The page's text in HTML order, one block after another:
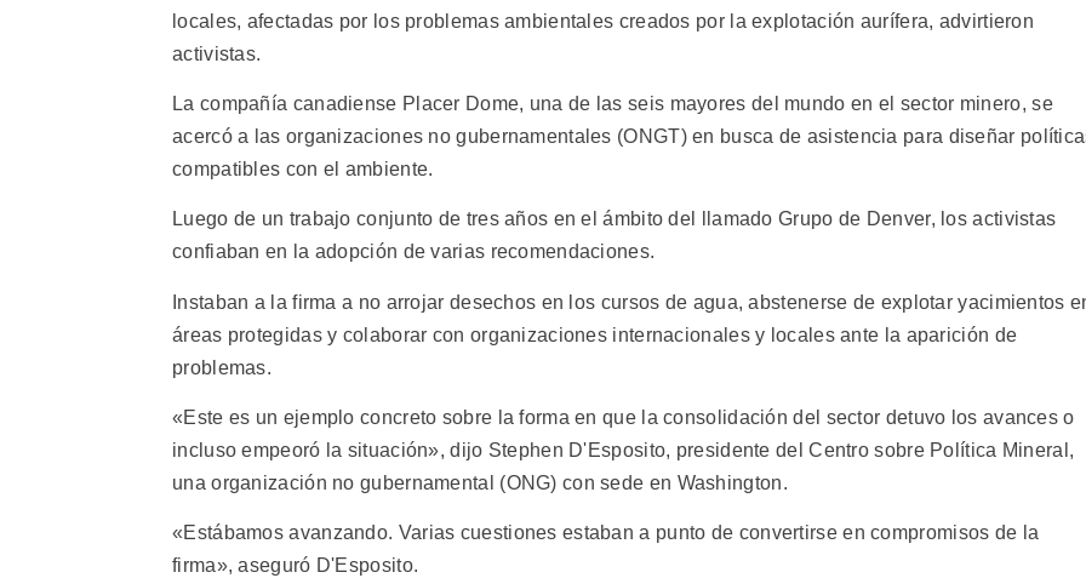
locales, afectadas por los problemas ambientales creados por la explotación aurífera, advirtieron
activistas.
La compañía canadiense Placer Dome, una de las seis mayores del mundo en el sector minero, se
acercó a las organizaciones no gubernamentales (ONGT) en busca de asistencia para diseñar
compatibles con el ambiente.
Luego de un trabajo conjunto de tres años en el ámbito del llamado Grupo de Denver, los activistas
confiaban en la adopción de varias recomendaciones.
Instaban a la firma a no arrojar desechos en los cursos de agua, abstenerse de explotar yacimientos
áreas protegidas y colaborar con organizaciones internacionales y locales ante la aparición de
problemas.
«Este es un ejemplo concreto sobre la forma en que la consolidación del sector detuvo los avances o
incluso empeoró la situación», dijo Stephen D'Esposito, presidente del Centro sobre Política Mineral,
una organización no gubernamental (ONG) con sede en Washington.
«Estábamos avanzando. Varias cuestiones estaban a punto de convertirse en compromisos de la
firma», aseguró D'Esposito.